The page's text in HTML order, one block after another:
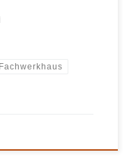
Fachwerkhaus